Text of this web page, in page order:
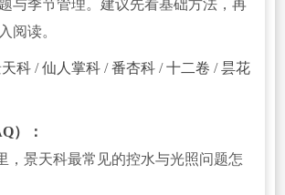
与季节管理。建议先看基础方法，再
阅读。
科/仙人掌科/番杏科/十二卷 /昙花
）：
，景天科最常见的控水与光照问题怎